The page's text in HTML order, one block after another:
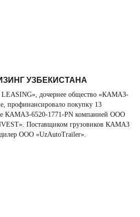
УЗБЕКИСТАНА
дочернее общество «КАМАЗ-
профинансировало покупку 13
КАМАЗ-6520-1771-PN компанией OOO
Поставщиком грузовиков КАМАЗ
ООО «UzAutoTrailer».